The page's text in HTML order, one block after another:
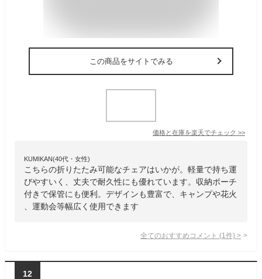
この商品をサイトでみる
価格と在庫を楽天でチェック >>
KUMIKAN(40代・女性)
こちらの折りたたみ可能なチェアはいかが。軽量で持ち運
びやすいく、丈夫で耐久性にも優れています。収納ポーチ
付きで保管にも便利。デザインも豊富で、キャンプや花火
、運動会等幅広く使用できます
全てのおすすめコメント (1 件) >
12